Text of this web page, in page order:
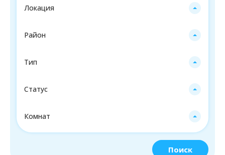
Локация
Район
Тип
Статус
Комнат
Поиск